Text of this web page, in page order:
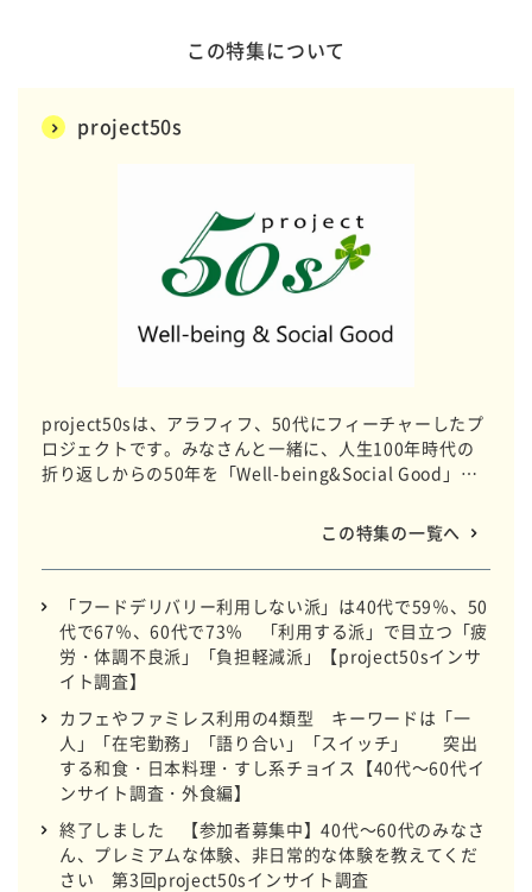
この特集について
project50s
project50sは、アラフィフ、50代にフィーチャーしたプ
ロジェクトです。みなさんと一緒に、人生100年時代の
折り返しからの50年を「Well-being&Social Good」な
この特集の一覧へ
「フードデリバリー利用しない派」は40代で59％、50
代で67％、60代で73％ 「利用する派」で目立つ「疲
労・体調不良派」「負担軽減派」【project50sインサ
イト調査】
カフェやファミレス利用の4類型 キーワードは「一
人」「在宅勤務」「語り合い」「スイッチ」 突出
する和食・日本料理・すし系チョイス【40代～60代イ
ンサイト調査・外食編】
終了しました 【参加者募集中】40代～60代のみなさ
ん、プレミアムな体験、非日常的な体験を教えてくだ
さい 第3回project50sインサイト調査